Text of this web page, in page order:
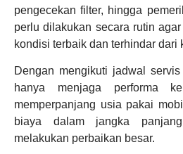
pengecekan filter, hingga
perlu dilakukan secara rutin
kondisi terbaik dan terhindar dari
Dengan mengikuti jadwal
hanya menjaga performa
memperpanjang usia pakai
biaya dalam jangka
melakukan perbaikan besar.